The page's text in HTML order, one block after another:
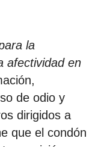
la
afectividad en
de odio y
dirigidos a
que el condón